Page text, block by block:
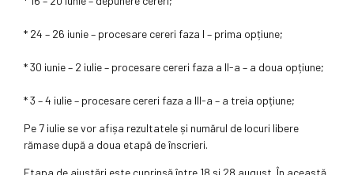
* 24 – 26 iunie – procesare cereri faza I – prima opțiune;
* 30 iunie – 2 iulie – procesare cereri faza a II-a – a doua opțiune;
* 3 – 4 iulie – procesare cereri faza a III-a – a treia opțiune;
Pe 7 iulie se vor afișa rezultatele și numărul de locuri libere
rămase după a doua etapă de înscrieri.